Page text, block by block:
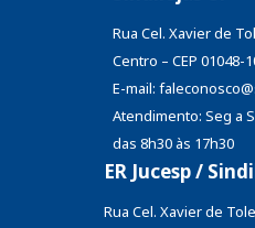
Rua Cel. Xavier de
Centro – CEP 01048-
E-mail:
Atendimento: Seg a
das 8h30 às 17h30
ER Jucesp /
Rua Cel. Xavier de